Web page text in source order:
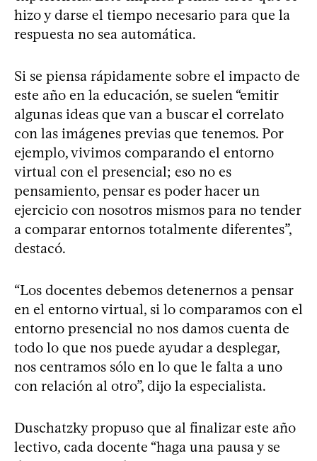
hizo y darse el tiempo necesario para que la
respuesta no sea automática.
Si se piensa rápidamente sobre el impacto de
este año en la educación, se suelen “emitir
algunas ideas que van a buscar el correlato
con las imágenes previas que tenemos. Por
ejemplo, vivimos comparando el entorno
virtual con el presencial; eso no es
pensamiento, pensar es poder hacer un
ejercicio con nosotros mismos para no tender
a comparar entornos totalmente diferentes”,
destacó.
“Los docentes debemos detenernos a pensar
en el entorno virtual, si lo comparamos con el
entorno presencial no nos damos cuenta de
todo lo que nos puede ayudar a desplegar,
nos centramos sólo en lo que le falta a uno
con relación al otro”, dijo la especialista.
Duschatzky propuso que al finalizar este año
lectivo, cada docente “haga una pausa y se